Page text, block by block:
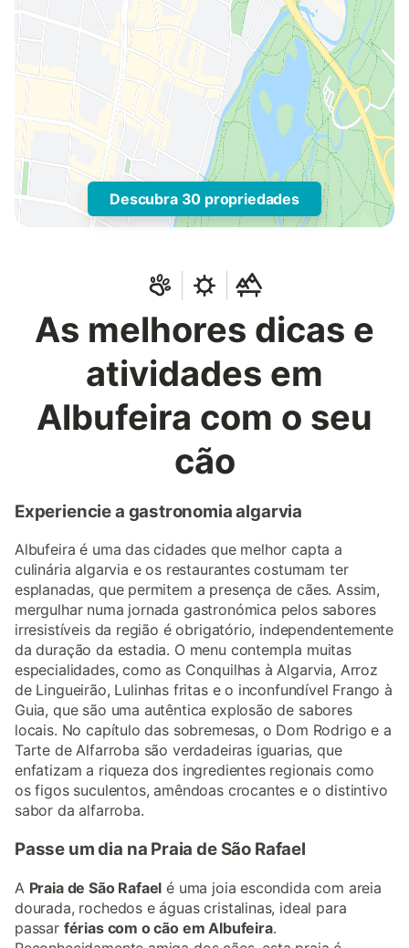
Descubra 30 propriedades
As melhores dicas e
atividades em
Albufeira com o seu
cão
Experiencie a gastronomia algarvia
Albufeira é uma das cidades que melhor capta a
culinária algarvia e os restaurantes costumam ter
esplanadas, que permitem a presença de cães. Assim,
mergulhar numa jornada gastronómica pelos sabores
irresistíveis da região é obrigatório, independentemente
da duração da estadia. O menu contempla muitas
especialidades, como as Conquilhas à Algarvia, Arroz
de Lingueirão, Lulinhas fritas e o inconfundível Frango à
Guia, que são uma autêntica explosão de sabores
locais. No capítulo das sobremesas, o Dom Rodrigo e a
Tarte de Alfarroba são verdadeiras iguarias, que
enfatizam a riqueza dos ingredientes regionais como
os figos suculentos, amêndoas crocantes e o distintivo
sabor da alfarroba.
Passe um dia na Praia de São Rafael
A Praia de São Rafael é uma joia escondida com areia
dourada, rochedos e águas cristalinas, ideal para
passar férias com o cão em Albufeira.